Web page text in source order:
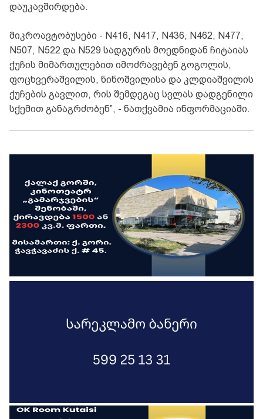
დაუკავშირდება.
მიკროავტობუსები - N416, N417, N436, N462, N477,
N507, N522 და N529 სადგურის მოედნიდან ჩიტაიას
ქუჩის მიმართულებით იმოძრავებენ გოგოლის,
ფოცხვერაშვილის, ნინოშვილისა და კლდიაშვილის
ქუჩების გავლით, რის შემდეგაც სვლას დადგენილი
სქემით განაგრძობენ”, - ნათქვამია ინფორმაციაში.